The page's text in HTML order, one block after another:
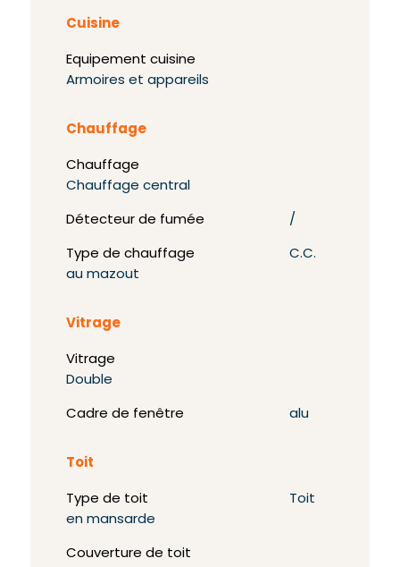
Cuisine
Equipement cuisine
Armoires et appareils
Chauffage
Chauffage
Chauffage central
Détecteur de fumée /
Type de chauffage
C.C.
au mazout
Vitrage
Vitrage
Double
Cadre de fenêtre alu
Toit
Type de toit
Toit
en mansarde
Couverture de toit